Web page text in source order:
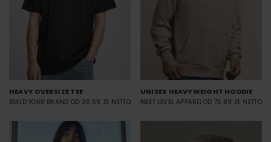
HEAVY OVERSIZE TEE
BUILD YOUR BRAND OD 20.69 ZŁ NETTO
UNISEX HEAVYWEIGHT HOODIE
NEXT LEVEL APPARELOD 75.89 ZŁ NETTO